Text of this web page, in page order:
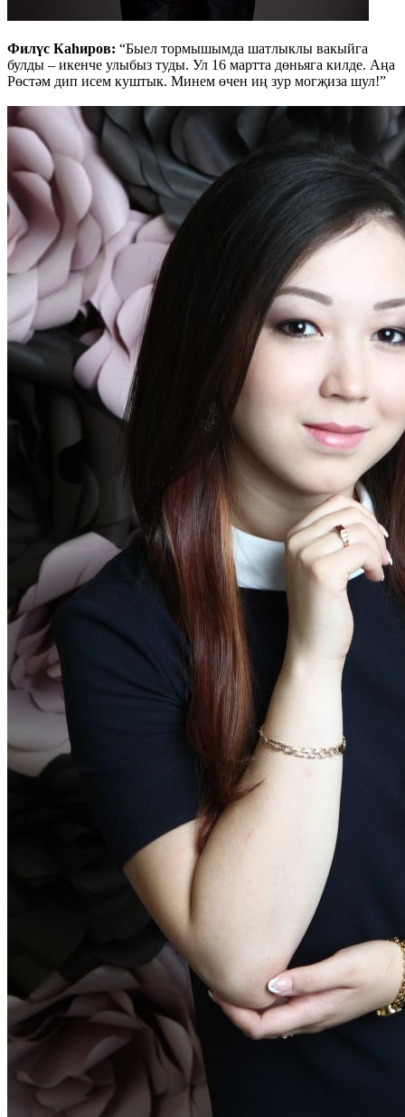
Филүс Каһиров: “Быел тормышымда шатлыклы вакыйга
булды – икенче улыбыз туды. Ул 16 мартта дөньяга килде. Аңа
Рөстәм дип исем куштык. Минем өчен иң зур могҗиза шул!”